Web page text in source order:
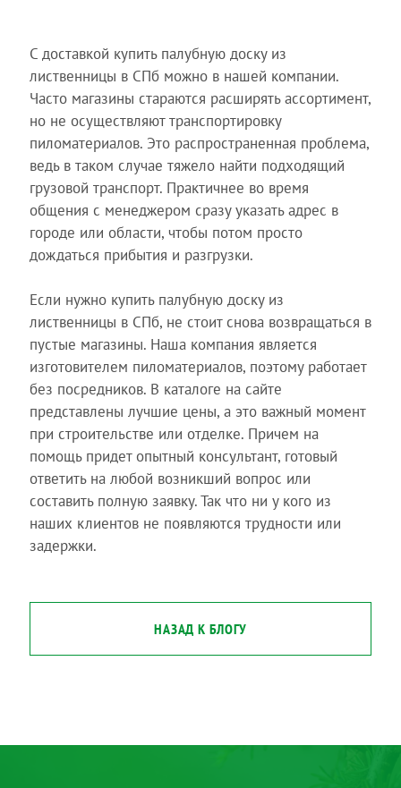
С доставкой купить палубную доску из
лиственницы в СПб можно в нашей компании.
Часто магазины стараются расширять ассортимент,
но не осуществляют транспортировку
пиломатериалов. Это распространенная проблема,
ведь в таком случае тяжело найти подходящий
грузовой транспорт. Практичнее во время
общения с менеджером сразу указать адрес в
городе или области, чтобы потом просто
дождаться прибытия и разгрузки.
Если нужно купить палубную доску из
лиственницы в СПб, не стоит снова возвращаться в
пустые магазины. Наша компания является
изготовителем пиломатериалов, поэтому работает
без посредников. В каталоге на сайте
представлены лучшие цены, а это важный момент
при строительстве или отделке. Причем на
помощь придет опытный консультант, готовый
ответить на любой возникший вопрос или
составить полную заявку. Так что ни у кого из
наших клиентов не появляются трудности или
задержки.
НАЗАД К БЛОГУ